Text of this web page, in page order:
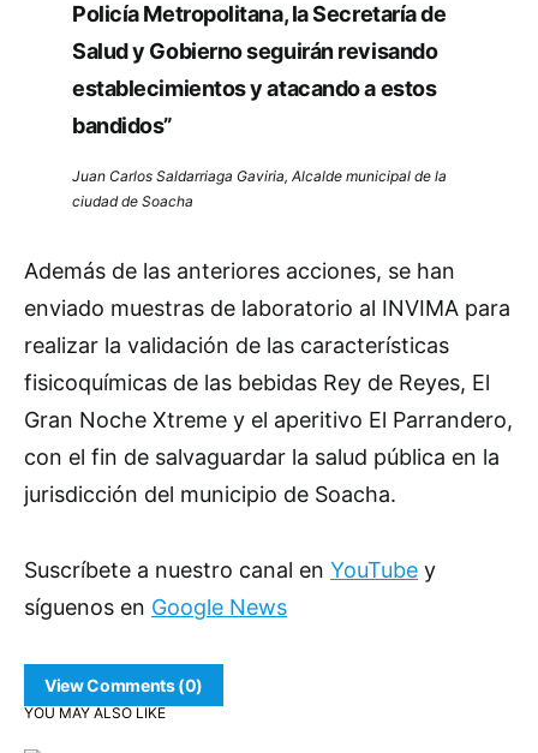
Policía Metropolitana, la Secretaría de
Salud y Gobierno seguirán revisando
establecimientos y atacando a estos
bandidos”
Juan Carlos Saldarriaga Gaviria, Alcalde municipal de la
ciudad de Soacha
Además de las anteriores acciones, se han
enviado muestras de laboratorio al INVIMA para
realizar la validación de las características
fisicoquímicas de las bebidas Rey de Reyes, El
Gran Noche Xtreme y el aperitivo El Parrandero,
con el fin de salvaguardar la salud pública en la
jurisdicción del municipio de Soacha.
Suscríbete a nuestro canal en YouTube y
síguenos en Google News
View Comments (0)
YOU MAY ALSO LIKE